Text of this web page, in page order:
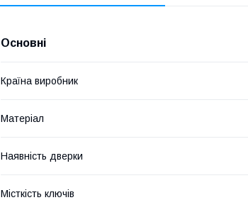
Основні
Країна виробник
Матеріал
Наявність дверки
Місткість ключів